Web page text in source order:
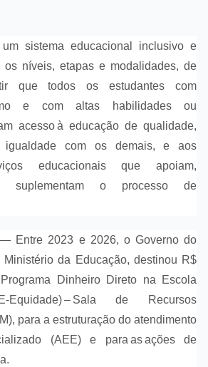
sistema educacional inclusivo e
os níveis, etapas e modalidades, de
que todos os estudantes com
e com altas habilidades ou
acesso à educação de qualidade,
igualdade com os demais, e aos
educacionais que apoiam,
suplementam o processo de
— Entre 2023 e 2026, o Governo do
da Educação, destinou R$
Dinheiro Direto na Escola
Equidade) – Sala de Recursos
para a estruturação do atendimento
(AEE) e para as ações de